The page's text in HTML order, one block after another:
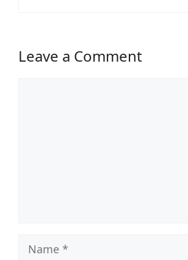
Leave a Comment
Name